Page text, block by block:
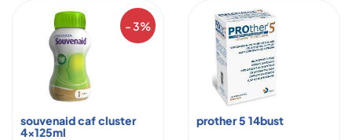
- 3%
souvenaid caf cluster
4x125ml
prother 5 14bust